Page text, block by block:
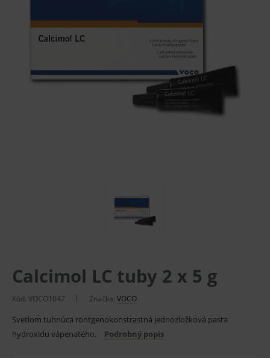
Calcimol LC tuby 2 x 5 g
Kód: VOCO1047 Značka: VOCO
Svetlom tuhnúca röntgenokonstrastná jednozložková pasta
hydroxidu vápenatého.
Podrobný popis